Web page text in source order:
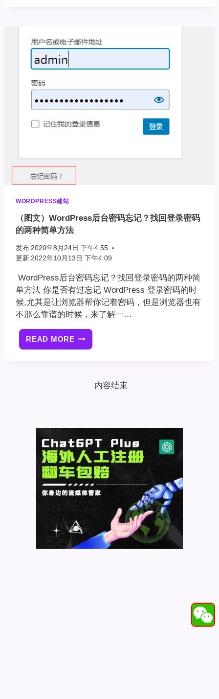
教
程]01：
么
WORDPRESS？
WORDPRESS建站
（图文）WordPress后台密码忘记？找回登录密码
的两种简单方法
发布 2020年8月24日 下午4:55
更新 2022年10月13日 下午4:09
WordPress后台密码忘记？找回登录密码的两种简
单方法 你是否有过忘记 WordPress 登录密码的时
候,尤其是让浏览器帮你记着密码，但是浏览器也有
不那么靠谱的时候，来了解一…
READ MORE （图
文）
回
登
录
密
码
的
两
种
简
单
内容结束